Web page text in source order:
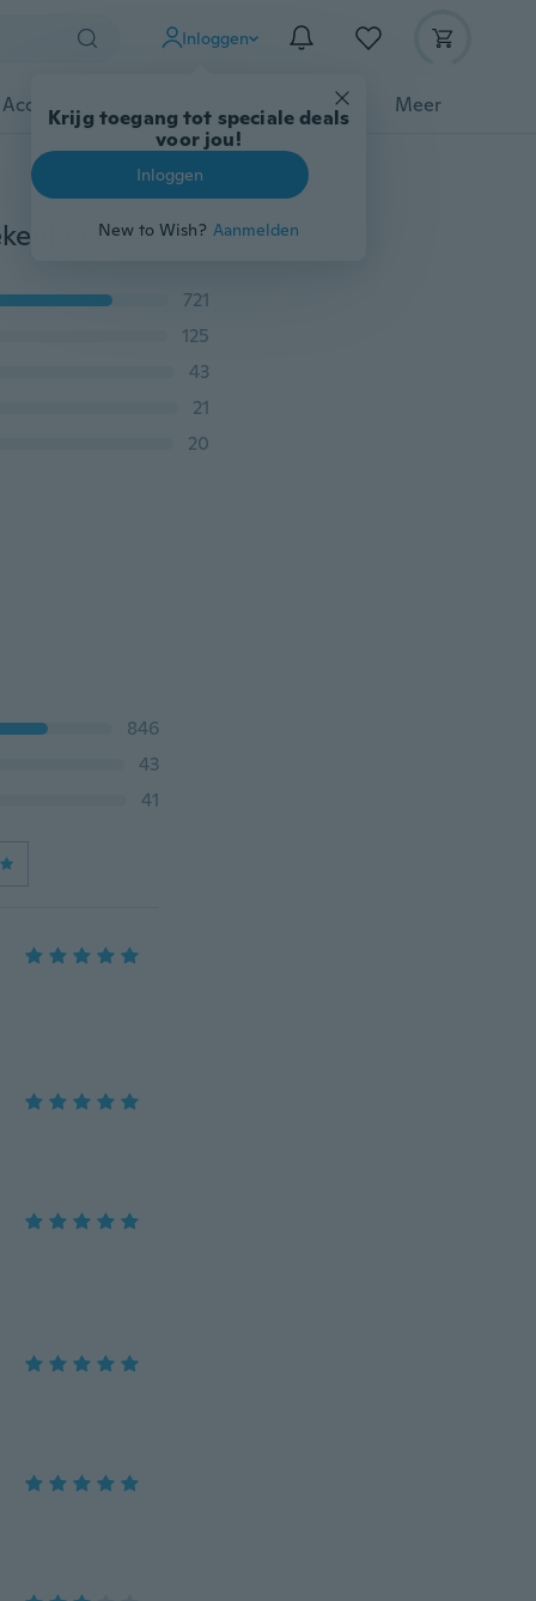
Inloggen
Krijg toegang tot speciale deals
voor jou!
Inloggen
New to Wish? Aanmelden
Gereedschap Meer
1 Pc Natuurlijke Hars Nagel Kleur Verf Palet Houder Tekening Nail Art Kleur Palet voor Nagel Kleur Mengen Display Nail Art Tools
721
125
43
21
20
846
43
41